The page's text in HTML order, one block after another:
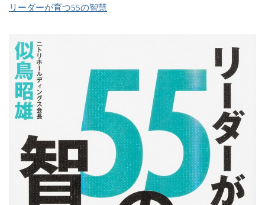
リーダーが育つ55の智慧